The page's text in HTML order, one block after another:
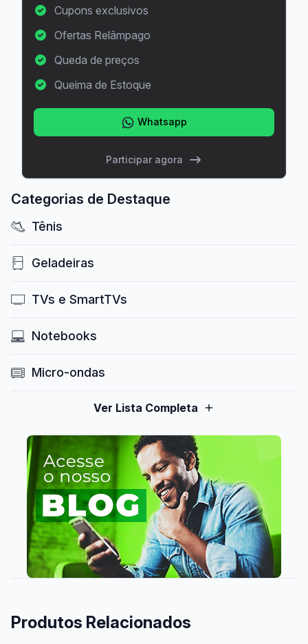
Cupons exclusivos
Ofertas Relâmpago
Queda de preços
Queima de Estoque
Whatsapp
Participar agora
Categorias de Destaque
Tênis
Geladeiras
TVs e SmartTVs
Notebooks
Micro-ondas
Ver Lista Completa
Produtos Relacionados